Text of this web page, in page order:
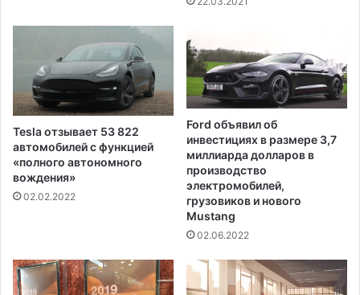
е
с
и
н
а
Tesla отзывает 53 822
автомобилей с функцией
«полного автономного
вождения»
02.02.2022
Ford объявил об
инвестициях в размере 3,7
миллиарда долларов в
производство
электромобилей,
грузовиков и нового
Mustang
02.06.2022